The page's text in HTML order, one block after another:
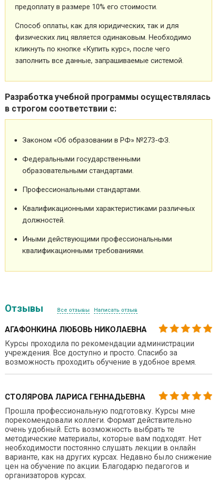
предоплату в размере 10% его стоимости.
Способ оплаты, как для юридических, так и для
физических лиц является одинаковым. Необходимо
кликнуть по кнопке «Купить курс», после чего
заполнить все данные, запрашиваемые системой.
Разработка учебной программы осуществлялась
в строгом соответствии с:
Законом «Об образовании в РФ» №273-ФЗ.
Федеральными государственными
образовательными стандартами.
Профессиональными стандартами.
Квалификационными характеристиками различных
должностей.
Иными действующими профессиональными
квалификационными требованиями.
Отзывы Все отзывы Написать отзыв
АГАФОНКИНА ЛЮБОВЬ НИКОЛАЕВНА
Курсы проходила по рекомендации администрации
учреждения. Все доступно и просто. Спасибо за
возможность проходить обучение в удобное время.
СТОЛЯРОВА ЛАРИСА ГЕННАДЬЕВНА
Прошла профессиональную подготовку. Курсы мне
порекомендовали коллеги. Формат действительно
очень удобный. Есть возможность выбрать те
методические материалы, которые вам подходят. Нет
необходимости постоянно слушать лекции в онлайн
варианте, как на других курсах. Недавно было снижение
цен на обучение по акции. Благодарю педагогов и
организаторов курсах.